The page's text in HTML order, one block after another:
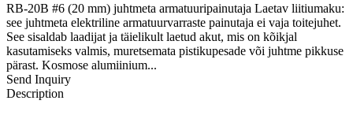
RB-20B #6 (20 mm) juhtmeta armatuuripainutaja Laetav liitiumaku:
see juhtmeta elektriline armatuurvarraste painutaja ei vaja toitejuhet.
See sisaldab laadijat ja täielikult laetud akut, mis on kõikjal
kasutamiseks valmis, muretsemata pistikupesade või juhtme pikkuse
pärast. Kosmose alumiinium...
Send Inquiry
Description